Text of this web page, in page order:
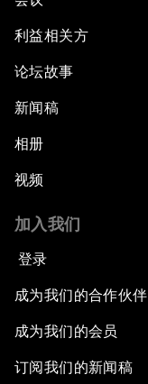
利益相关方
论坛故事
新闻稿
相册
视频
加入我们
登录
成为我们的合作伙伴
成为我们的会员
订阅我们的新闻稿